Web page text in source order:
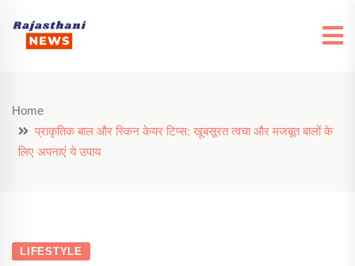
Home
प्राकृतिक बाल और स्किन केयर टिप्स: खूबसूरत त्वचा और मजबूत बालों के
लिए अपनाएं ये उपाय
LIFESTYLE